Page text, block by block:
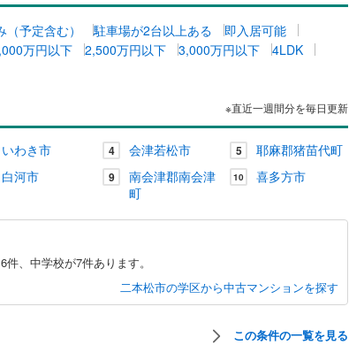
予定含む） 駐車場が2台以上ある
即入居可能
万円以下 2,500万円以下 3,000万円以下
4LDK
※直近一週間分を毎日更新
いわき市 4 会津若松市 5 耶麻郡猪苗代町
白河市 9
南会津郡南会津
町
10 喜多方市
、中学校が7件あります。
二本松市の学区から中古マンションを探す
この条件の一覧を見る